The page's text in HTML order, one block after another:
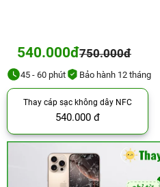
540.000đ750.000đ
45 - 60 phút Bảo hành 12 tháng
Thay cáp sạc không dây NFC
540.000 đ